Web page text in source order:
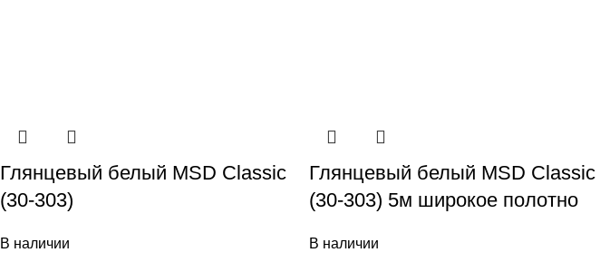
Глянцевый белый MSD Classic
(30-303)
В наличии
Глянцевый белый MSD Classic
(30-303) 5м широкое полотно
В наличии